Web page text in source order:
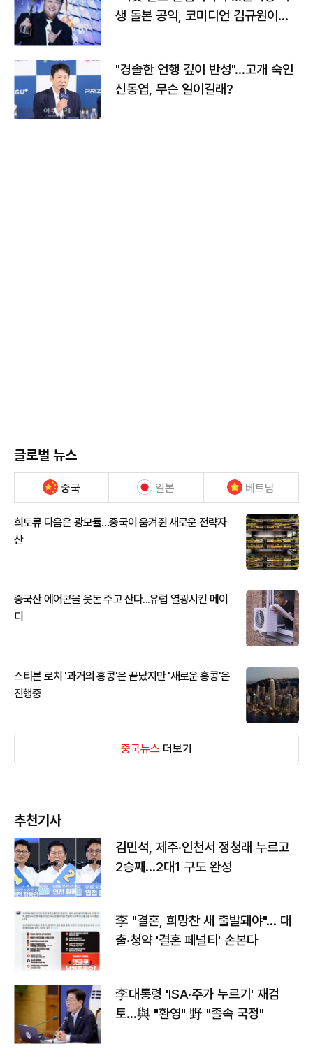
생 돌본 공익, 코미디언 김규원이었
"경솔한 언행 깊이 반성"…고개 숙인
신동엽, 무슨 일이길래?
글로벌 뉴스
중국 일본 베트남
희토류 다음은 광모듈…중국이 움켜쥔 새로운 전략자
산
중국산 에어콘을 웃돈 주고 산다...유럽 열광시킨 메이
디
스티븐 로치 '과거의 홍콩'은 끝났지만 '새로운 홍콩'은
진행중
중국뉴스 더보기
추천기사
김민석, 제주·인천서 정청래 누르고
2승째…2대1 구도 완성
李 "결혼, 희망찬 새 출발돼야"… 대
출·청약 '결혼 페널티' 손본다
李대통령 'ISA·주가 누르기' 재검
토…與 "환영" 野 "졸속 국정"